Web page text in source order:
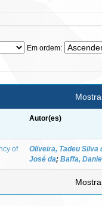
Em ordem:
Autor(es)
of
Oliveira, Tadeu Silva
José da; Baffa,